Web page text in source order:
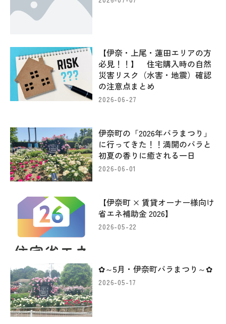
【伊奈・上尾・蓮田エリアの方
必見！！】 住宅購入時の自然
災害リスク（水害・地震）確認
の注意点まとめ
2026-06-27
伊奈町の「2026年バラまつり」
に行ってきた！！満開のバラと
初夏の香りに癒される一日
2026-06-01
【伊奈町 × 賃貸オーナー様向け
省エネ補助金 2026】
2026-05-22
✿～5月・伊奈町バラまつり～✿
2026-05-17